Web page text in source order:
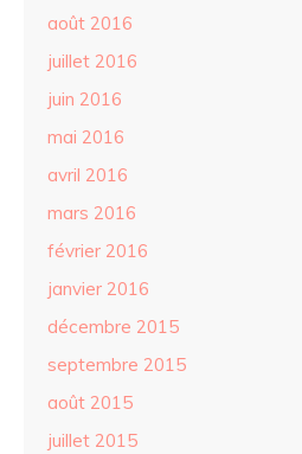
août 2016
juillet 2016
juin 2016
mai 2016
avril 2016
mars 2016
février 2016
janvier 2016
décembre 2015
septembre 2015
août 2015
juillet 2015